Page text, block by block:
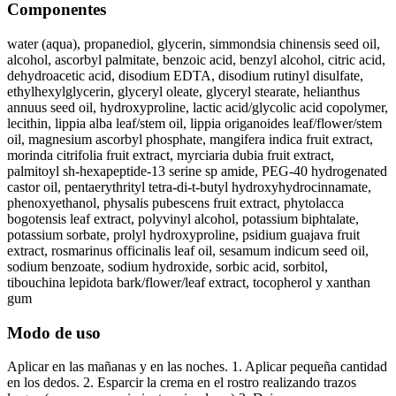
Componentes
water (aqua), propanediol, glycerin, simmondsia chinensis seed oil,
alcohol, ascorbyl palmitate, benzoic acid, benzyl alcohol, citric acid,
dehydroacetic acid, disodium EDTA, disodium rutinyl disulfate,
ethylhexylglycerin, glyceryl oleate, glyceryl stearate, helianthus
annuus seed oil, hydroxyproline, lactic acid/glycolic acid copolymer,
lecithin, lippia alba leaf/stem oil, lippia origanoides leaf/flower/stem
oil, magnesium ascorbyl phosphate, mangifera indica fruit extract,
morinda citrifolia fruit extract, myrciaria dubia fruit extract,
palmitoyl sh-hexapeptide-13 serine sp amide, PEG-40 hydrogenated
castor oil, pentaerythrityl tetra-di-t-butyl hydroxyhydrocinnamate,
phenoxyethanol, physalis pubescens fruit extract, phytolacca
bogotensis leaf extract, polyvinyl alcohol, potassium biphtalate,
potassium sorbate, prolyl hydroxyproline, psidium guajava fruit
extract, rosmarinus officinalis leaf oil, sesamum indicum seed oil,
sodium benzoate, sodium hydroxide, sorbic acid, sorbitol,
tibouchina lepidota bark/flower/leaf extract, tocopherol y xanthan
gum
Modo de uso
Aplicar en las mañanas y en las noches. 1. Aplicar pequeña cantidad
en los dedos. 2. Esparcir la crema en el rostro realizando trazos